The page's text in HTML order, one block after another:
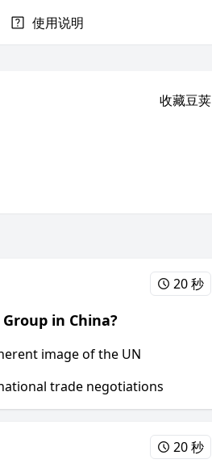
使用说明
收藏豆荚
20 秒
in China?
image of the UN
trade negotiations
20 秒